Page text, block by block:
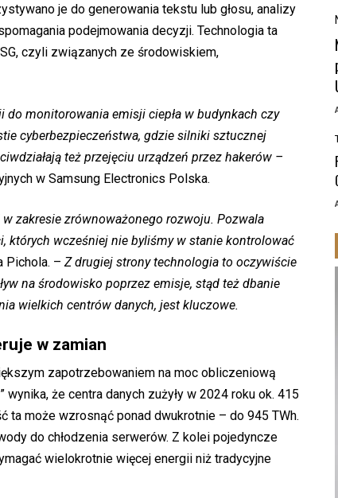
je do generowania tekstu lub głosu, analizy
podejmowania decyzji. Technologia ta
czyli związanych ze środowiskiem,
monitorowania emisji ciepła w budynkach czy
cyberbezpieczeństwa, gdzie silniki sztucznej
też przejęciu urządzeń przez hakerów –
w Samsung Electronics Polska.
zakresie zrównoważonego rozwoju. Pozwala
których wcześniej nie byliśmy w stanie kontrolować
Pichola. – Z drugiej strony technologia to oczywiście
na środowisko poprzez emisje, stąd też dbanie
wielkich centrów danych, jest kluczowe.
w zamian
zapotrzebowaniem na moc obliczeniową
wynika, że centra danych zużyły w 2024 roku ok. 415
ta może wzrosnąć ponad dwukrotnie – do 945 TWh.
do chłodzenia serwerów. Z kolei pojedyncze
wielokrotnie więcej energii niż tradycyjne